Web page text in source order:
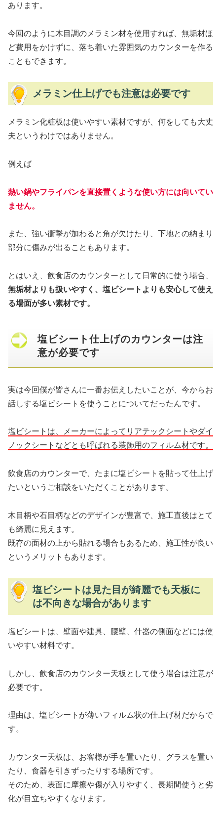
あります。
今回のように木目調のメラミン材を使用すれば、無垢材ほ
ど費用をかけずに、落ち着いた雰囲気のカウンターを作る
こともできます。
メラミン仕上げでも注意は必要です
メラミン化粧板は使いやすい素材ですが、何をしても大丈
夫というわけではありません。
例えば
熱い鍋やフライパンを直接置くような使い方には向いてい
ません。
また、強い衝撃が加わると角が欠けたり、下地との納まり
部分に傷みが出ることもあります。
とはいえ、飲食店のカウンターとして日常的に使う場合、
無垢材よりも扱いやすく、塩ビシートよりも安心して使え
る場面が多い素材です。
塩ビシート仕上げのカウンターは注
意が必要です
実は今回僕が皆さんに一番お伝えしたいことが、今からお
話しする塩ビシートを使うことについてだったんです。
塩ビシートは、メーカーによってリアテックシートやダイ
ノックシートなどとも呼ばれる装飾用のフィルム材です。
飲食店のカウンターで、たまに塩ビシートを貼って仕上げ
たいというご相談をいただくことがあります。
木目柄や石目柄などのデザインが豊富で、施工直後はとて
も綺麗に見えます。
既存の面材の上から貼れる場合もあるため、施工性が良い
というメリットもあります。
塩ビシートは見た目が綺麗でも天板に
は不向きな場合があります
塩ビシートは、壁面や建具、腰壁、什器の側面などには使
いやすい材料です。
しかし、飲食店のカウンター天板として使う場合は注意が
必要です。
理由は、塩ビシートが薄いフィルム状の仕上げ材だからで
す。
カウンター天板は、お客様が手を置いたり、グラスを置い
たり、食器を引きずったりする場所です。
そのため、表面に摩擦や傷が入りやすく、長期間使うと劣
化が目立ちやすくなります。